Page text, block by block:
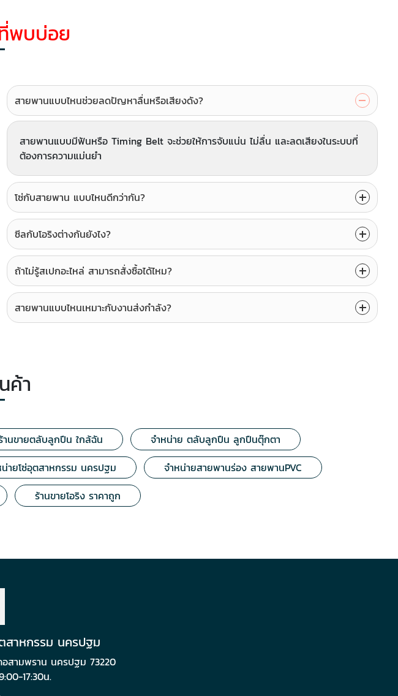
พบบ่อย
สายพานแบบไหนช่วยลดปัญหาลื่นหรือเสียงดัง?
สายพานแบบมีฟันหรือ Timing Belt จะช่วยให้การจับแน่น ไม่ลื่น และลดเสียงในระบบที่
ต้องการความแม่นยำ
โซ่กับสายพาน แบบไหนดีกว่ากัน?
ซีลกับโอริงต่างกันยังไง?
ถ้าไม่รู้สเปกอะไหล่ สามารถสั่งซื้อได้ไหม?
สายพานแบบไหนเหมาะกับงานส่งกำลัง?
ค้า
านขายตลับลูกปืน ใกล้ฉัน
จำหน่าย ตลับลูกปืน ลูกปืนตุ๊กตา
ายโซ่อุตสาหกรรม นครปฐม
จำหน่ายสายพานร่อง สายพานPVC
ร้านขายโอริง ราคาถูก
าหกรรม นครปฐม
สามพราน นครปฐม 73220
17:30น.